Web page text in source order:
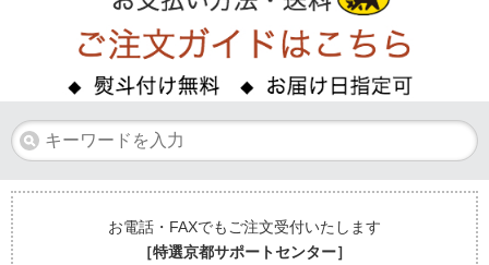
お電話・FAXでもご注文受付いたします
［特選京都サポートセンター］